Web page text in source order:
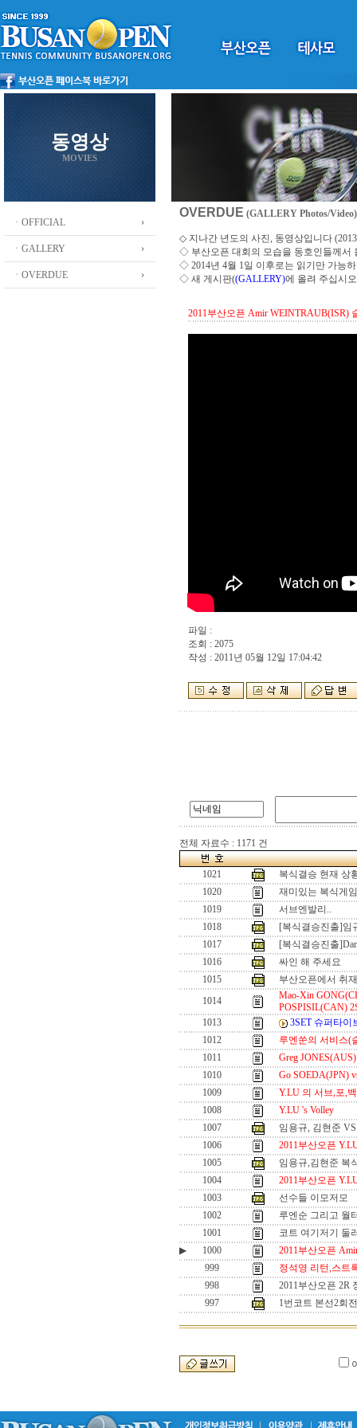
동영상
MOVIES
ㆍOFFICIAL
ㆍGALLERY
ㆍOVERDUE
OVERDUE (GALLERY Photos/Video)
◇ 지나간 년도의 사진, 동영상입니다
◇ 부산오픈 대회의 모습을 동호인들께서
◇ 2014년 4월 1일 이후로는 읽기만 가능
◇ 새 게시판((GALLERY)에 올려 주십시오
2011부산오픈 Amir WEINTRAUB(ISR)
파일 :
조회 : 2075
작성 : 2011년 05월 12일 17:04:42
전체 자료수 : 1171 건
1021
복식결승 현재 상
1020
재미있는 복식게임
1019
서브엔발리..
1018
[복식결승진출]임
1017
[복식결승진출
1016
싸인 해 주세요
1015
부산오픈에서 취
1014
Mao-Xin
POSPISIL(CAN)
1013
3SET 슈퍼타이
1012
루엔쑨의 서비스(
1011
Greg
1010
Go SOEDA(JPN)
1009
Y.LU 의 서브,포,
1008
Y.LU 's Volley
1007
임용규, 김현준
1006
2011부산오픈
1005
임용규,김현준 복
1004
2011부산오픈
1003
선수들 이모저모
1002
루엔순 그리고 월
1001
코트 여기저기 둘
▶
1000
2011부산오픈
999
정석영 리턴,스트
998
2011부산오픈 2R
997
1번코트 본선2회